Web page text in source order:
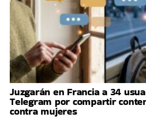
Juzgarán en Francia a 34
Telegram por compartir
contra mujeres